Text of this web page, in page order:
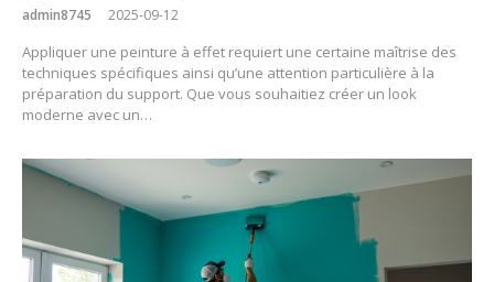
admin8745 2025-09-12
Appliquer une peinture à effet requiert une certaine maîtrise des
techniques spécifiques ainsi qu’une attention particulière à la
préparation du support. Que vous souhaitiez créer un look
moderne avec un…